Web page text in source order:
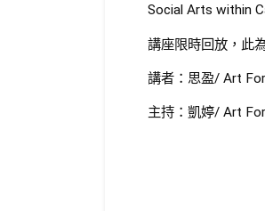
Social Arts within
講座限時回放，此
講者：思盈/ Art
主持：凱婷/ Art